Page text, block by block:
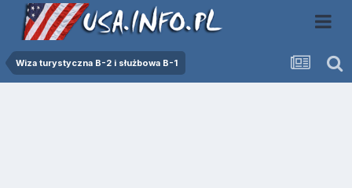
Wiza turystyczna B-2 i służbowa B-1